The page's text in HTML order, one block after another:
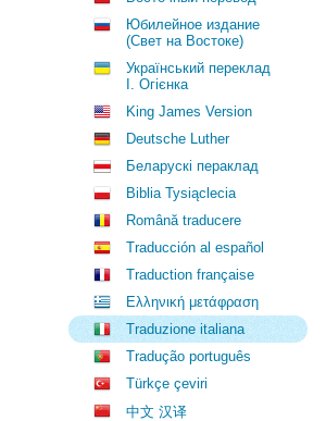
Юбилейное издание
(Свет на Востоке)
Український переклад
І. Огієнка
King James Version
Deutsche Luther
Беларускі пераклад
Biblia Tysiąclecia
Română traducere
Traducción al español
Traduction française
Ελληνική μετάφραση
Traduzione italiana
Tradução português
Türkçe çeviri
中文 汉译